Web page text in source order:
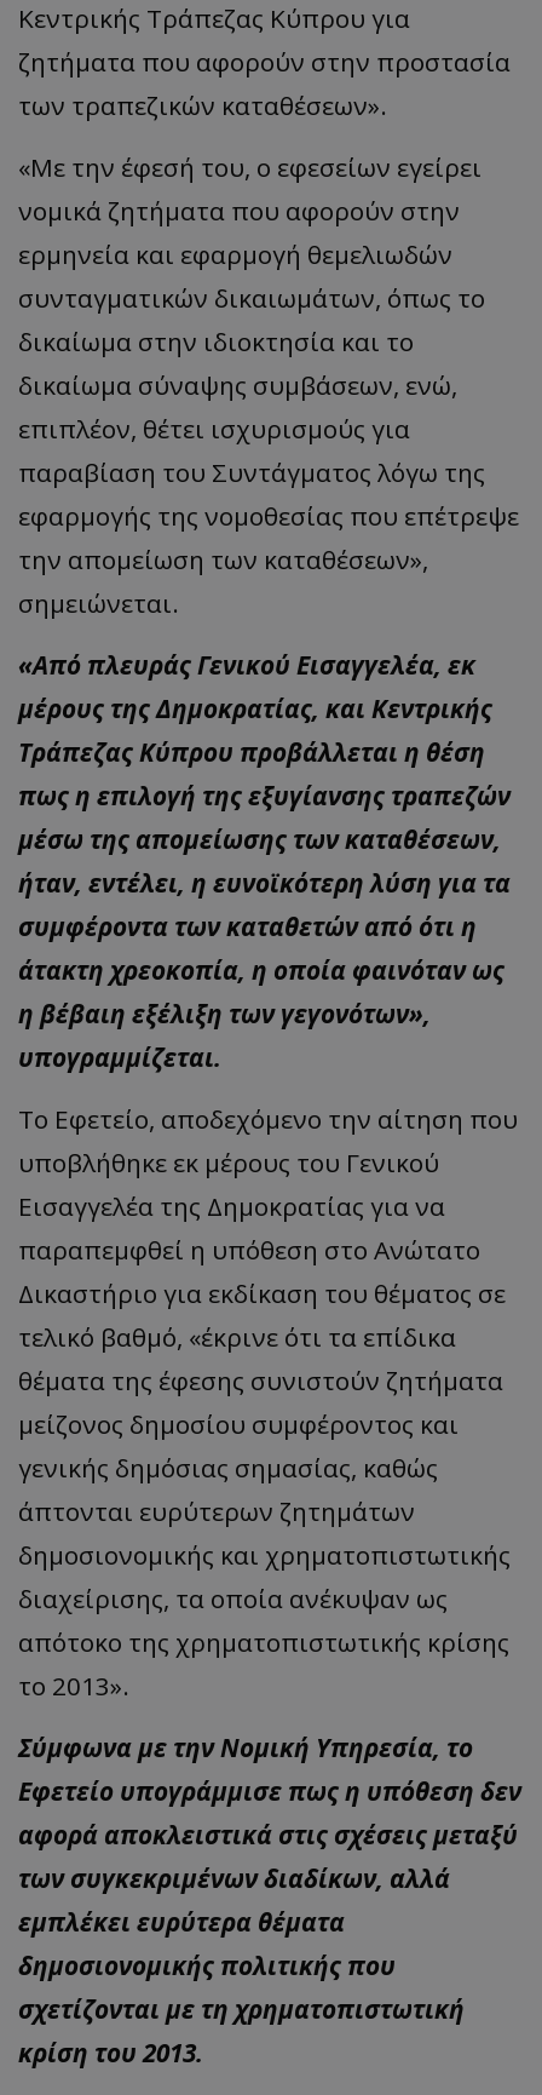
Κεντρικής Τράπεζας Κύπρου για
ζητήματα που αφορούν στην προστασία
των τραπεζικών καταθέσεων».
«Με την έφεσή του, ο εφεσείων εγείρει
νομικά ζητήματα που αφορούν στην
ερμηνεία και εφαρμογή θεμελιωδών
συνταγματικών δικαιωμάτων, όπως το
δικαίωμα στην ιδιοκτησία και το
δικαίωμα σύναψης συμβάσεων, ενώ,
επιπλέον, θέτει ισχυρισμούς για
παραβίαση του Συντάγματος λόγω της
εφαρμογής της νομοθεσίας που επέτρεψε
την απομείωση των καταθέσεων»,
σημειώνεται.
«Από πλευράς Γενικού Εισαγγελέα, εκ
μέρους της Δημοκρατίας, και Κεντρικής
Τράπεζας Κύπρου προβάλλεται η θέση
πως η επιλογή της εξυγίανσης τραπεζών
μέσω της απομείωσης των καταθέσεων,
ήταν, εντέλει, η ευνοϊκότερη λύση για τα
συμφέροντα των καταθετών από ότι η
άτακτη χρεοκοπία, η οποία φαινόταν ως
η βέβαιη εξέλιξη των γεγονότων»,
υπογραμμίζεται.
Το Εφετείο, αποδεχόμενο την αίτηση που
υποβλήθηκε εκ μέρους του Γενικού
Εισαγγελέα της Δημοκρατίας για να
παραπεμφθεί η υπόθεση στο Ανώτατο
Δικαστήριο για εκδίκαση του θέματος σε
τελικό βαθμό, «έκρινε ότι τα επίδικα
θέματα της έφεσης συνιστούν ζητήματα
μείζονος δημοσίου συμφέροντος και
γενικής δημόσιας σημασίας, καθώς
άπτονται ευρύτερων ζητημάτων
δημοσιονομικής και χρηματοπιστωτικής
διαχείρισης, τα οποία ανέκυψαν ως
απότοκο της χρηματοπιστωτικής κρίσης
το 2013».
Σύμφωνα με την Νομική Υπηρεσία, το
Εφετείο υπογράμμισε πως η υπόθεση δεν
αφορά αποκλειστικά στις σχέσεις μεταξύ
των συγκεκριμένων διαδίκων, αλλά
εμπλέκει ευρύτερα θέματα
δημοσιονομικής πολιτικής που
σχετίζονται με τη χρηματοπιστωτική
κρίση του 2013.